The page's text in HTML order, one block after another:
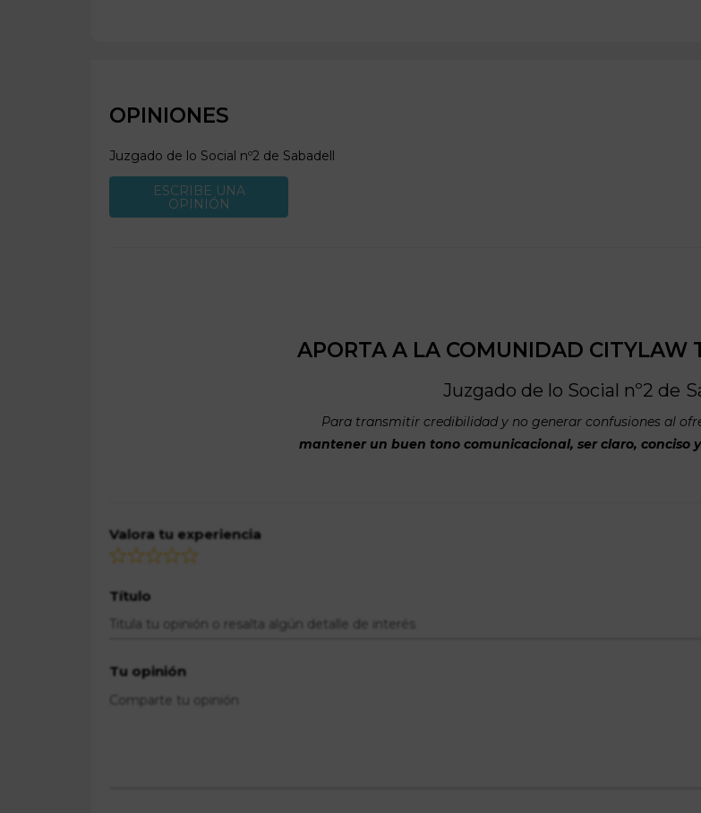
OPINIONES
Juzgado de lo Social nº2 de Sabadell
ESCRIBE UNA
OPINIÓN
APORTA A LA COMUNIDAD CITYLAW
Juzgado de lo Social nº2 de
Para transmitir credibilidad y no generar confusiones al
mantener un buen tono comunicacional, ser claro, conciso
Valora tu experiencia
Título
Tu opinión